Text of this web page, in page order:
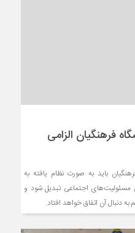
فرهنگیان الزامی
باید به صورت نظام یافته به
مسئولیت‌های اجتماعی تبدیل شود و
دنبال آن اتفاق خواهد افتاد.